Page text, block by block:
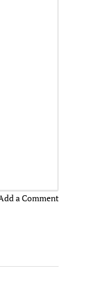
a Comment